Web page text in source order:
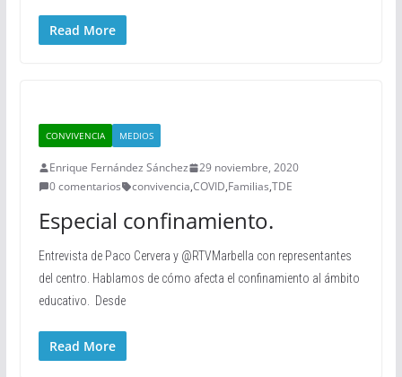
Read More
CONVIVENCIA MEDIOS
Enrique Fernández Sánchez
29 noviembre, 2020
0 comentarios
convivencia,COVID,Familias,TDE
Especial confinamiento.
Entrevista de Paco Cervera y @RTVMarbella con representantes
del centro. Hablamos de cómo afecta el confinamiento al ámbito
educativo. Desde
Read More